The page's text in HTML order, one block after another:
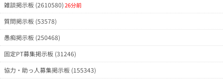
雑談掲示板 (2610580)26分前
質問掲示板 (53578)
愚痴掲示板 (250468)
固定PT募集掲示板 (31246)
協力・助っ人募集掲示板 (155343)